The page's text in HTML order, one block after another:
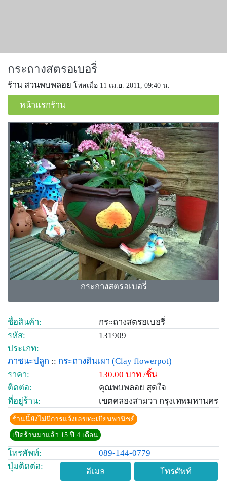
กระถางสตรอเบอรี่
ร้าน สวนพบพลอย โพสเมื่อ 11 เม.ย. 2011, 09:40 น.
หน้าแรกร้าน
กระถางสตรอเบอรี่
ชื่อสินค้า:
กระถางสตรอเบอรี่
รหัส:
131909
ประเภท:
ภาชนะปลูก :: กระถางดินเผา (Clay flowerpot)
ราคา:
130.00 บาท /ชิ้น
ติดต่อ:
คุณพบพลอย สุดใจ
ที่อยู่ร้าน:
เขตคลองสามวา กรุงเทพมหานคร
ร้านนี้ยังไม่มีการแจ้งเลขทะเบียนพานิชย์
เปิดร้านมาแล้ว 15 ปี 4 เดือน
โทรศัพท์:
089-144-0779
ปุ่มติดต่อ:
อีเมล โทรศัพท์